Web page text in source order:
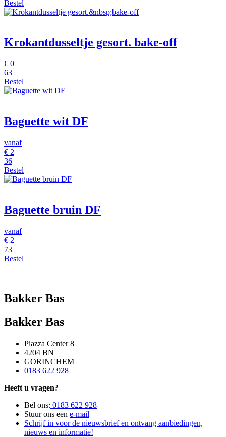
Bestel
Krokantdusseltje gesort. bake-off
€ 0
63
Bestel
Baguette wit DF
vanaf
€ 2
36
Bestel
Baguette bruin DF
vanaf
€ 2
73
Bestel
Bakker Bas
Bakker Bas
Piazza Center 8
4204 BN
GORINCHEM
0183 622 928
Heeft u vragen?
Bel ons: 0183 622 928
Stuur ons een e-mail
Schrijf in voor de nieuwsbrief en ontvang aanbiedingen,
nieuws en informatie!